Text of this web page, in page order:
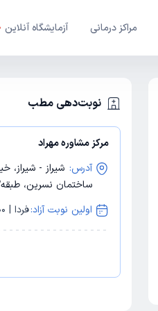
مراکز درمانی آزمایشگاه آنلاین
نوبت‌دهی مطب
مرکز مشاوره مهراد
آدرس:
ساختمان نسرین، طبقه2، واحد202
اولین نوبت آزاد:فردا | 10:00